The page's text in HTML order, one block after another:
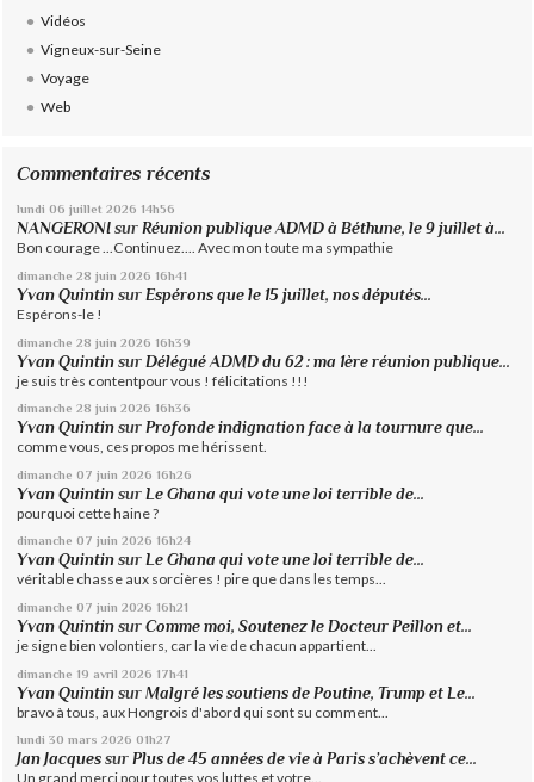
Vidéos
Vigneux-sur-Seine
Voyage
Web
Commentaires récents
lundi 06 juillet 2026 14h56
NANGERONI surRéunion publique ADMD à Béthune, le 9 juillet à...
Bon courage ...Continuez.... Avec mon toute ma sympathie
dimanche 28 juin 2026 16h41
Yvan Quintin surEspérons que le 15 juillet, nos députés...
Espérons-le !
dimanche 28 juin 2026 16h39
Yvan Quintin surDélégué ADMD du 62 : ma 1ère réunion publique...
je suis très contentpour vous ! félicitations !!!
dimanche 28 juin 2026 16h36
Yvan Quintin surProfonde indignation face à la tournure que...
comme vous, ces propos me hérissent.
dimanche 07 juin 2026 16h26
Yvan Quintin sur Le Ghana qui vote une loi terrible de...
pourquoi cette haine ?
dimanche 07 juin 2026 16h24
Yvan Quintin surLe Ghana qui vote une loi terrible de...
véritable chasse aux sorcières ! pire que dans les temps...
dimanche 07 juin 2026 16h21
Yvan Quintin surComme moi, Soutenez le Docteur Peillon et...
je signe bien volontiers, car la vie de chacun appartient...
dimanche 19 avril 2026 17h41
Yvan Quintin surMalgré les soutiens de Poutine, Trump et Le...
bravo à tous, aux Hongrois d'abord qui sont su comment...
lundi 30 mars 2026 01h27
Jan Jacques surPlus de 45 années de vie à Paris s’achèvent ce...
Un grand merci pour toutes vos luttes et votre...